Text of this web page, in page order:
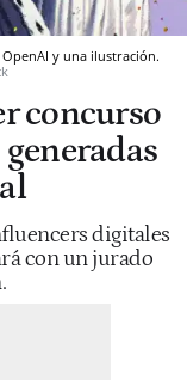
y una ilustración.
concurso
digitales
con un jurado